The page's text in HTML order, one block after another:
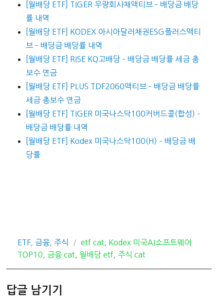
[월배당 ETF] TIGER 우량회사채액티브 – 배당금 배당
률 내역
[월배당 ETF] KODEX 아시아달러채권ESG플러스액티
브 – 배당금 배당률 내역
[월배당 ETF] RISE KQ고배당 – 배당금 배당률 세금 총
보수 연금
[월배당 ETF] PLUS TDF2060액티브 – 배당금 배당률
세금 총보수 연금
[월배당 ETF] TIGER 미국나스닥100커버드콜(합성) –
배당금 배당률 내역
[월배당 ETF] Kodex 미국나스닥100(H) – 배당금 배
당률
카
테
ETF 금융 주식
태
그
etf cat
Kodex 미국AI소프트웨어
TOP10
금융 cat 월배당 etf 주식 cat
답글 남기기